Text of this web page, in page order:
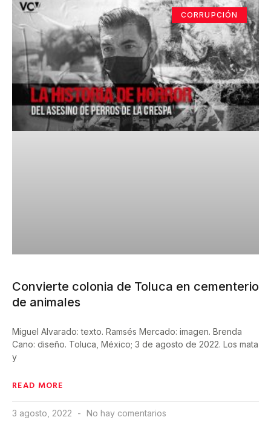
CORRUPCIÓN
Convierte colonia de Toluca en cementerio
de animales
Miguel Alvarado: texto. Ramsés Mercado: imagen. Brenda
Cano: diseño. Toluca, México; 3 de agosto de 2022. Los mata
y
READ MORE
3 agosto, 2022 No hay comentarios